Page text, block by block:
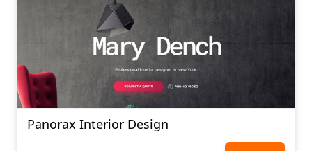
Panorax Interior Design